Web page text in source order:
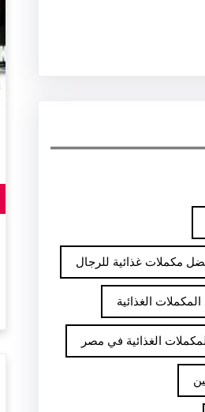
مكملات غذائية للرجال
الغذائية
الغذائية في مصر